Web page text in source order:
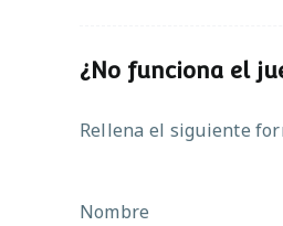
¿No funciona el
Rellena el siguiente
Nombre